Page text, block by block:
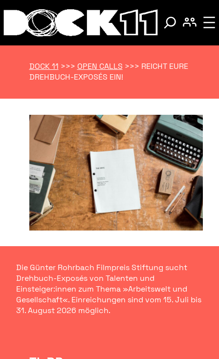
DOCK 11 >>> OPEN CALLS >>> REICHT EURE
DREHBUCH-EXPOSÉS EIN!
Die Günter Rohrbach Filmpreis Stiftung sucht
Drehbuch-Exposés von Talenten und
Einsteiger:innen zum Thema »Arbeitswelt und
Gesellschaft«. Einreichungen sind vom 15. Juli bis
31. August 2026 möglich.